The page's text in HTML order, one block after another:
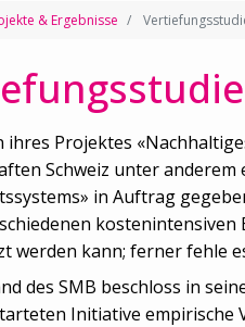
& Ergebnisse
ihres Projektes
Schweiz unter
in Auftrag
werden kann; ferner fehle
des SMB beschloss in
Initiative